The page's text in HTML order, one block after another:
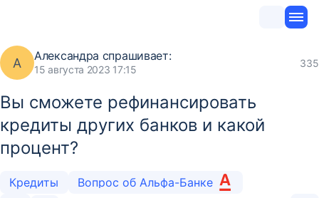
А Александра спрашивает:
15 августа 2023 17:15
335
Вы сможете рефинансировать
кредиты других банков и какой
процент?
Кредиты Вопрос об Альфа-Банке